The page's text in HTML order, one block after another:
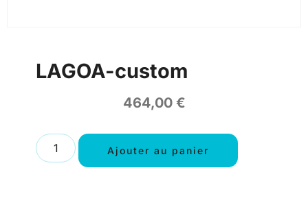
LAGOA-custom
464,00 €
Ajouter au panier